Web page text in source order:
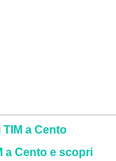
a Cento
a Cento e scopri